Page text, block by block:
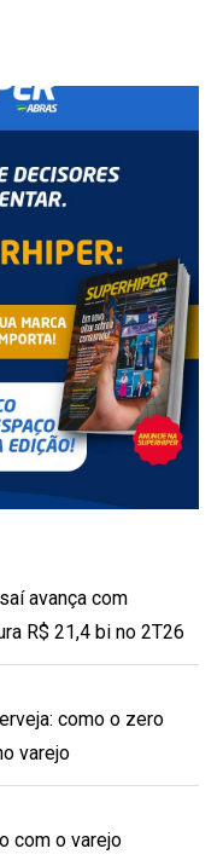
avança com
R$ 21,4 bi no 2T26
como o zero
varejo
com o varejo